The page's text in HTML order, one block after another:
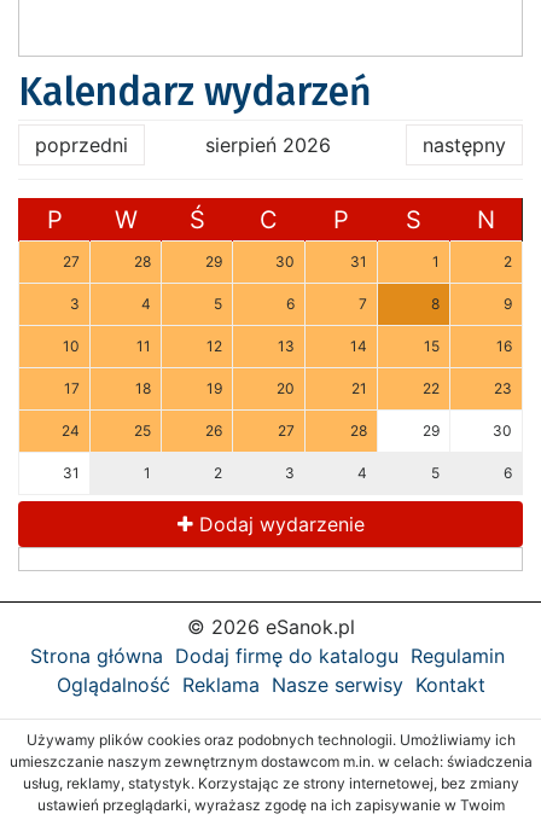
Kalendarz wydarzeń
poprzedni sierpień 2026 następny
P W Ś C P S N
27 28 29 30 31 1 2
3 4 5 6 7 8 9
10 11 12 13 14 15 16
17 18 19 20 21 22 23
24 25 26 27 28 29 30
31 1 2 3 4 5 6
Dodaj wydarzenie
© 2026 eSanok.pl
Strona główna Dodaj firmę do katalogu Regulamin
Oglądalność Reklama Nasze serwisy Kontakt
Używamy plików cookies oraz podobnych technologii. Umożliwiamy ich
umieszczanie naszym zewnętrznym dostawcom m.in. w celach: świadczenia
usług, reklamy, statystyk. Korzystając ze strony internetowej, bez zmiany
ustawień przeglądarki, wyrażasz zgodę na ich zapisywanie w Twoim